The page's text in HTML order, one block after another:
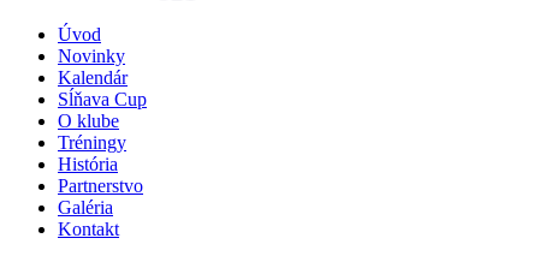
Úvod
Novinky
Kalendár
Sĺňava Cup
O klube
Tréningy
História
Partnerstvo
Galéria
Kontakt